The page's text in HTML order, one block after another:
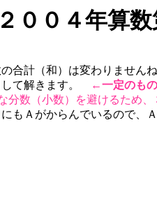
００４年算数
合計（和）は変わりません
して解きます。
←一定のも
分数（小数）を避けるため、
もＡがからんでいるので、